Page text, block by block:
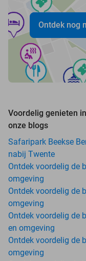
Ontdek nog
Voordelig genieten
onze blogs
Safaripark Beekse
nabij Twente
Ontdek voordelig de
omgeving
Ontdek voordelig de
omgeving
Ontdek voordelig de
en omgeving
Ontdek voordelig de
omgeving